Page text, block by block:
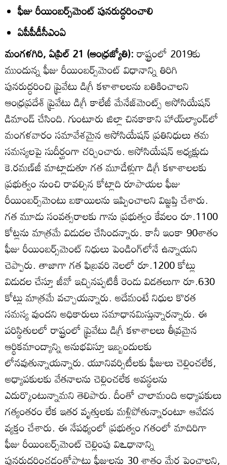
ఫీజు రీయింబర్స్‌మెంట్‌ పునరుద్ధరించాలి
ఏపీపీడీసీఎంఏ
మంగళగిరి, ఏప్రిల్‌ 21 (ఆంధ్రజ్యోతి):రాష్ట్రంలో 2019కు
ముందున్న ఫీజు రీయింబర్స్‌మెంట్‌ విధానాన్ని తిరిగి
పునరుద్ధరించి ప్రైవేటు డిగ్రీ కళాశాలలను బతికించాలని
ఆంధ్రప్రదేశ్‌ ప్రైవేటు డిగ్రీ కాలేజీ మేనేజ్‌మెంట్స్‌ అసోసియేషన్‌
డిమాండ్‌ చేసింది. గుంటూరు జిల్లా చినకాకాని హాయ్‌ల్యాండ్‌లో
మంగళవారం సమావేశమైన అసోసియేషన్‌ ప్రతినిధులు తమ
సమస్యలపై సుదీర్ఘంగా చర్చించారు. అసోసియేషన్‌ అధ్యక్షుడు
కె.రమణ్‌జీ మాట్లాడుతూ గత మూడేళ్లుగా డిగ్రీ కళాశాలలకు
ప్రభుత్వం నుంచి రావల్సిన కోట్లాది రూపాయల ఫీజు
రీయింబర్స్‌మెంటు బకాయిలను ఇప్పించాలని విజ్ఞప్తి చేశారు.
గత మూడు సంవత్సరాలకు గాను ప్రభుత్వం కేవలం రూ.1100
కోట్లను మాత్రమే విడుదల చేసిందన్నారు. కానీ ఇంకా 90శాతం
ఫీజు రీయింబర్స్‌మెంట్‌ నిధులు పెండింగ్‌లోనే ఉన్నాయని
చెప్పారు. తాజాగా గత ఫిబ్రవరి నెలలో రూ.1200 కోట్లు
విడుదల చేస్తూ జీవో ఇచ్చినప్పటికీ రెండు విడతలుగా రూ.630
కోట్లు మాత్రమే వచ్చాయన్నారు. అదేమంటే నిధుల కొరత
సమస్య వుందని అధికారులు సమాధానమిస్తున్నారన్నారు. ఈ
పరిస్థితులలో రాష్ట్రంలో ప్రైవేటు డిగ్రీ కళాశాలలు తీవ్రమైన
ఆర్థికమాంద్యాన్ని అనుభవిస్తూ ఇబ్బందులకు
లోనవుతున్నాయన్నారు. యూనివర్సిటీలకు ఫీజులు చెల్లించలేక,
అధ్యాపకులకు వేతనాలను చెల్లించలేక అవస్థలను
ఎదుర్కొంటున్నామని తెలిపారు. దీంతో చాలామంది అధ్యాపకులు
గత్యంతరం లేక ఇతర వృత్తులకు మళ్లిపోతున్నారంటూ ఆవేదన
వ్యక్తం చేశారు. ఈ నేపథ్యంలో ప్రభుత్వం గతంలో మాదిరిగా
ఫీజు రీయింబర్స్‌మెంట్‌ చెల్లింపు విఽధానాన్ని
పునరుద్ధరించడంతోపాటు ఫీజులను 30 శాతం మేర పెంచాలని,